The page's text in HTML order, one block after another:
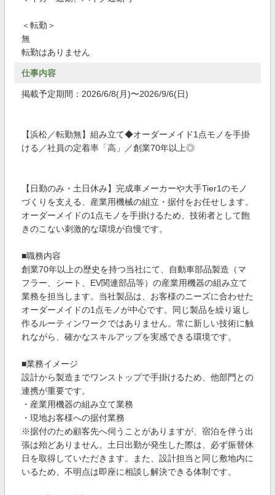
＜転勤＞
無
転勤はありません
仕事内容
掲載予定期間：2026/6/8(月)〜2026/9/6(日)
【浜松／転勤無】組み立て◆オーダーメイド1点モノを手掛
ける／社員の定着率「高」／創業70年以上◎
【日勤のみ・土日休み】完成車メーカーや大手Tier1のモノ
づくりを支える、産業用機械の組立・据付をお任せします。
オーダーメイドの1点モノを手掛けるため、技術者として飽
きのこない刺激的な環境が自慢です。
■職務内容
創業70年以上の歴史を持つ当社にて、自動車部品製造（マ
フラー、シート、EV関連部品等）の産業用機器の組み立て
業務を担当します。当社製品は、お客様のニーズに合わせた
オーダーメイドの1点モノが中心です。同じ製品を繰り返し
作るルーティンワークではありません。常に新しい技術に触
れながら、確かなスキルアップを実感できる環境です。
■業務イメージ
設計から製造までワンストップで手掛けるため、他部門との
連携が重要です。
・産業用機器の組み立て業務
・現地お客様への据付業務
※据付のため顧客先へ伺うことがありますが、宿泊を伴う出
張は殆どありません。土日出勤が発生した際は、必ず振替休
日を取得していただきます。また、設計担当と同じ敷地内に
いるため、不明点は即座に相談し解決できる体制です。